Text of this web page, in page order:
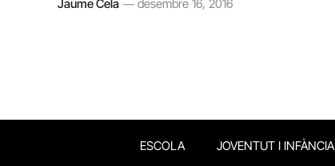
Jaume Cela desembre 16, 2016
ESCOLA JOVENTUT I INFÀNCIA